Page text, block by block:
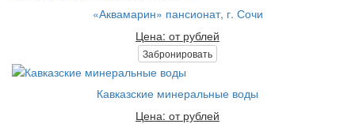
«Аквамарин» пансионат, г. Сочи
Цена: от рублей
Забронировать
Кавказские минеральные воды
Цена: от рублей